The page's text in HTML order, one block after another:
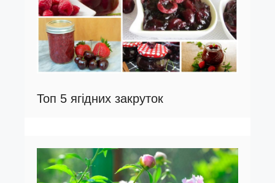
Топ 5 ягідних закруток